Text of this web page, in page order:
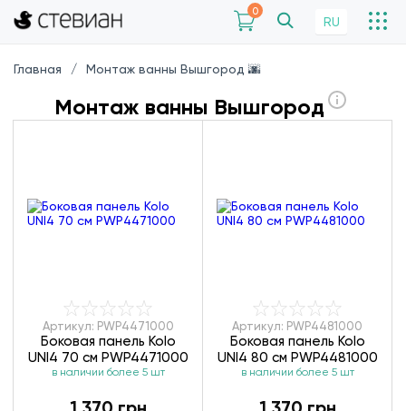
0
RU
Главная Монтаж ванны Вышгород 🌆
Монтаж ванны Вышгород
Артикул: PWP4471000
Боковая панель Kolo
UNI4 70 см PWP4471000
в наличии более 5 шт
Артикул: PWP4481000
Боковая панель Kolo
UNI4 80 см PWP4481000
в наличии более 5 шт